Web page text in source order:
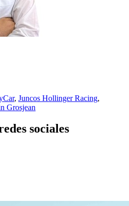
, Juncos Hollinger Racing,
Grosjean
sociales